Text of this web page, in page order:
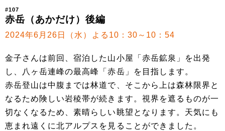
#107
赤岳（あかだけ）後編
2024年6月26日（水）よる10：30～10：54
金子さんは前回、宿泊した山小屋「赤岳鉱泉」を出発
し、八ヶ岳連峰の最高峰「赤岳」を目指します。
赤岳登山は中腹までは林道で、そこから上は森林限界と
なるため険しい岩稜帯が続きます。視界を遮るものが一
切なくなるため、素晴らしい眺望となります。天気にも
恵まれ遠くに北アルプスを見ることができました。